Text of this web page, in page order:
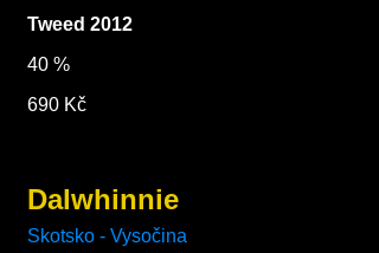
Tweed 2012
40 %
690 Kč
Dalwhinnie
Skotsko - Vysočina